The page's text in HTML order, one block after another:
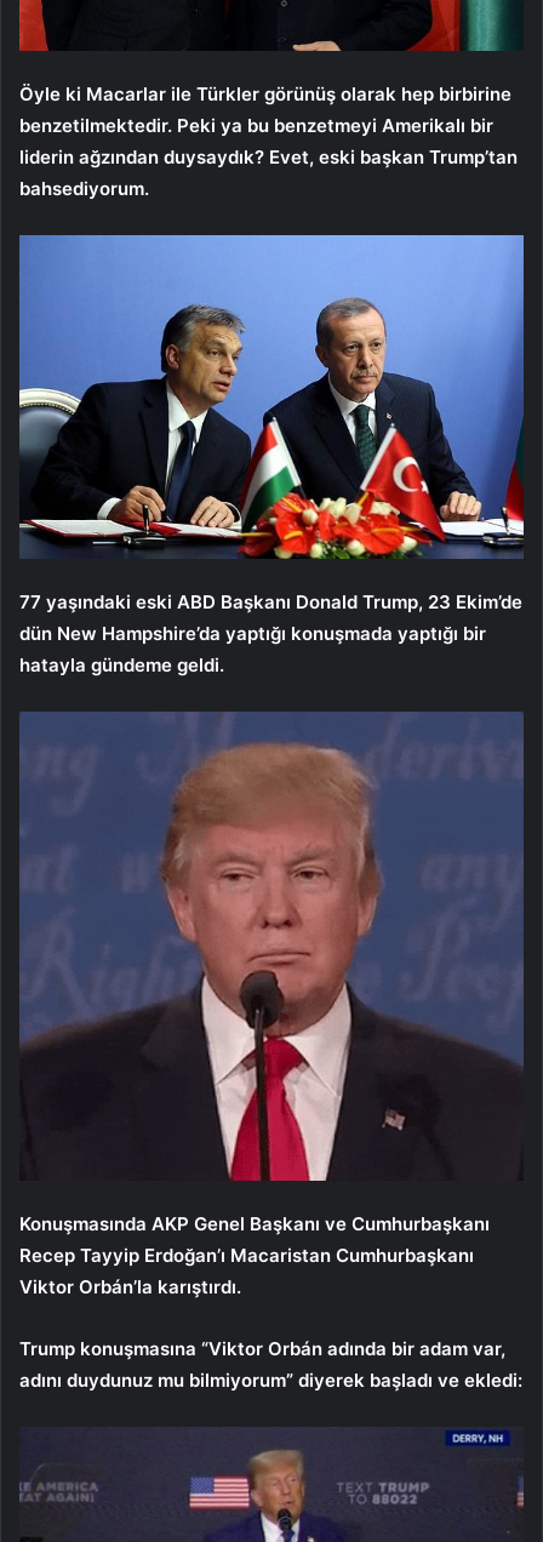
Öyle ki Macarlar ile Türkler görünüş olarak hep birbirine
benzetilmektedir. Peki ya bu benzetmeyi Amerikalı bir
liderin ağzından duysaydık? Evet, eski başkan Trump’tan
bahsediyorum.
77 yaşındaki eski ABD Başkanı Donald Trump, 23 Ekim’de
dün New Hampshire’da yaptığı konuşmada yaptığı bir
hatayla gündeme geldi.
Konuşmasında AKP Genel Başkanı ve Cumhurbaşkanı
Recep Tayyip Erdoğan’ı Macaristan Cumhurbaşkanı
Viktor Orbán’la karıştırdı.
Trump konuşmasına “Viktor Orbán adında bir adam var,
adını duydunuz mu bilmiyorum” diyerek başladı ve ekledi: